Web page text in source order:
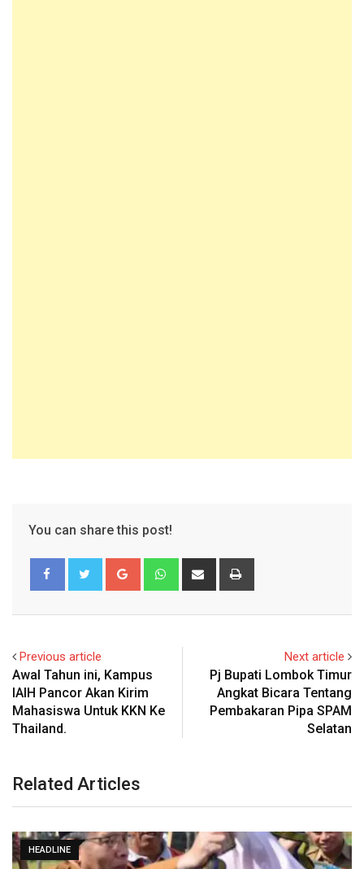
You can share this post!
Google+ WhatsappShare
Previous article
Awal Tahun ini, Kampus
IAIH Pancor Akan Kirim
Mahasiswa Untuk KKN Ke
Thailand.
Next article
Pj Bupati Lombok Timur
Angkat Bicara Tentang
Pembakaran Pipa SPAM
Selatan
Related Articles
HEADLINE